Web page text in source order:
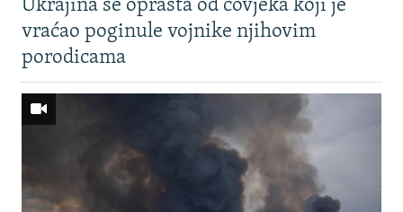
Ukrajina se oprašta od čovjeka koji je
vraćao poginule vojnike njihovim
porodicama